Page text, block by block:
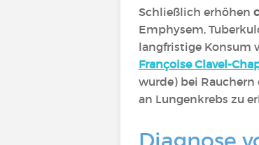
Schließlich erhöhen
Emphysem,
langfristige Konsum
Françoise Clavel-
wurde) bei Rauchern
an Lungenkrebs zu